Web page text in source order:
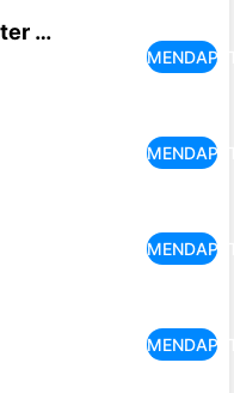
Craft World - Master Block 3D